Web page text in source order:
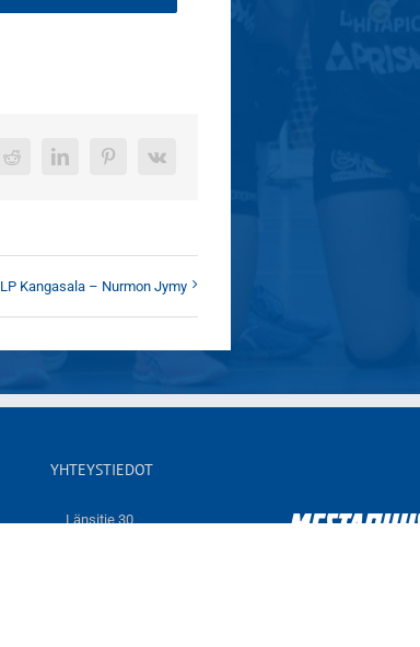
Reddit LinkedInPinterest
Vk
LP Kangasala – Nurmon Jymy
YHTEYSTIEDOT
Länsitie 30,